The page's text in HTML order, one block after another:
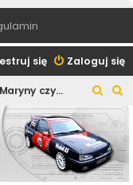
Zaloguj się
się
Dupa Maryny czyli wielki offtopic
z
u
k
z
u
k
a